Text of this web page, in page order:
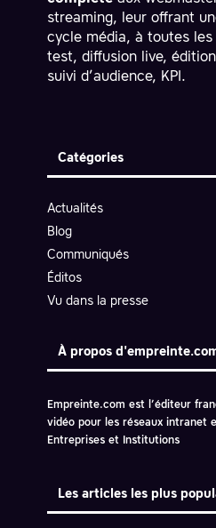
streaming, leur offrant
cycle média, à toutes
test, diffusion live,
suivi d’audience, KPI.
Catégories
Actualités
Blog
Communiqués
Éditos
Vu dans la presse
À propos
Empreinte.com est l’éditeur
vidéo pour les réseaux intranet
Entreprises et Institutions
Les articles les plus